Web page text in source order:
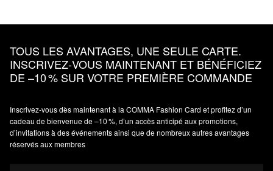
TOUS LES AVANTAGES, UNE SEULE CARTE.
INSCRIVEZ‑VOUS MAINTENANT ET BÉNÉFICIEZ
DE –10 % SUR VOTRE PREMIÈRE COMMANDE
Inscrivez‑vous dès maintenant à la COMMA Fashion Card et profitez d’un
cadeau de bienvenue de –10 %, d’un accès anticipé aux promotions,
d’invitations à des événements ainsi que de nombreux autres avantages
réservés aux membres